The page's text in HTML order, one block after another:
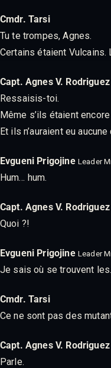
Cmdr. Tarsi
Tu te trompes, Agnes.
Certains étaient
Capt. Agnes V. Rodriguez
Ressaisis-toi.
Même s’ils étaient
Et ils n’auraient eu
Evgueni Prigojine Leader
Hum… hum.
Capt. Agnes V. Rodriguez
Quoi ?!
Evgueni Prigojine Leader
Je sais où se trouvent
Cmdr. Tarsi
Ce ne sont pas des
Capt. Agnes V. Rodriguez
Parle.